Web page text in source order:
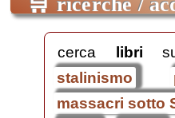
cerca libri
stalinismo
massacri sotto